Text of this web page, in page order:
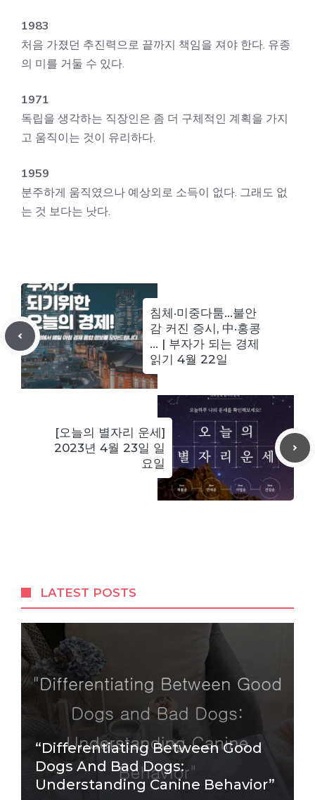
1983
처음 가졌던 추진력으로 끝까지 책임을 져야 한다. 유종
의 미를 거둘 수 있다.
1971
독립을 생각하는 직장인은 좀 더 구체적인 계획을 가지
고 움직이는 것이 유리하다.
1959
분주하게 움직였으나 예상외로 소득이 없다. 그래도 없
는 것 보다는 낫다.
침체·미중다툼…불안
감 커진 증시, 中·홍콩
… | 부자가 되는 경제
읽기 4월 22일
[오늘의 별자리 운세]
2023년 4월 23일 일
요일
LATEST POSTS
“Differentiating Between Good
Dogs And Bad Dogs:
Understanding Canine Behavior”